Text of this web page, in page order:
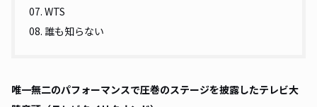
07. WTS
08. 誰も知らない
唯一無二のパフォーマンスで圧巻のステージを披露したテレビ大